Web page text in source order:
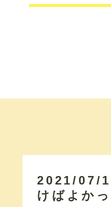
2021/07/
けばよか